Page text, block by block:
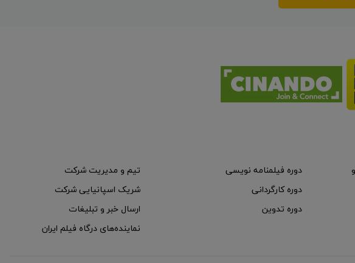
دوره فیلمنامه نویسی
دوره کارگردانی
دوره تدوین
تیم و مدیریت شرکت
شریک اسپانیایی شرکت
ارسال خبر و تبلیغات
نماینده‌های درگاه فیلم ایران